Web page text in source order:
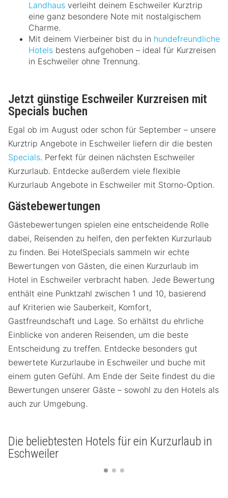
Landhaus verleiht deinem Eschweiler Kurztrip
eine ganz besondere Note mit nostalgischem
Charme.
Mit deinem Vierbeiner bist du in hundefreundliche
Hotels bestens aufgehoben – ideal für Kurzreisen
in Eschweiler ohne Trennung.
Jetzt günstige Eschweiler Kurzreisen mit
Specials buchen
Egal ob im August oder schon für September – unsere
Kurztrip Angebote in Eschweiler liefern dir die besten
Specials. Perfekt für deinen nächsten Eschweiler
Kurzurlaub. Entdecke außerdem viele flexible
Kurzurlaub Angebote in Eschweiler mit Storno-Option.
Gästebewertungen
Gästebewertungen spielen eine entscheidende Rolle
dabei, Reisenden zu helfen, den perfekten Kurzurlaub
zu finden. Bei HotelSpecials sammeln wir echte
Bewertungen von Gästen, die einen Kurzurlaub im
Hotel in Eschweiler verbracht haben. Jede Bewertung
enthält eine Punktzahl zwischen 1 und 10, basierend
auf Kriterien wie Sauberkeit, Komfort,
Gastfreundschaft und Lage. So erhältst du ehrliche
Einblicke von anderen Reisenden, um die beste
Entscheidung zu treffen. Entdecke besonders gut
bewertete Kurzurlaube in Eschweiler und buche mit
einem guten Gefühl. Am Ende der Seite findest du die
Bewertungen unserer Gäste – sowohl zu den Hotels als
auch zur Umgebung.
Die beliebtesten Hotels für ein Kurzurlaub in
Eschweiler